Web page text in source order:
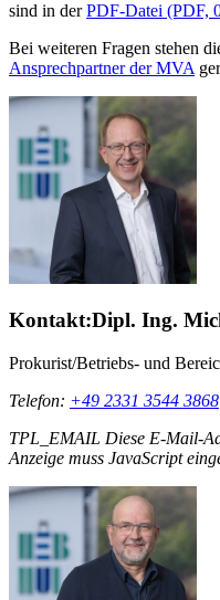
sind in derPDF-Datei (PDF,
Bei weiteren Fragen stehen
Ansprechpartner der MVA
Kontakt:Dipl. Ing.
Prokurist/Betriebs- und
Telefon: +49 2331 3544 3868
TPL_EMAIL Diese E-Mail-
Anzeige muss JavaScript